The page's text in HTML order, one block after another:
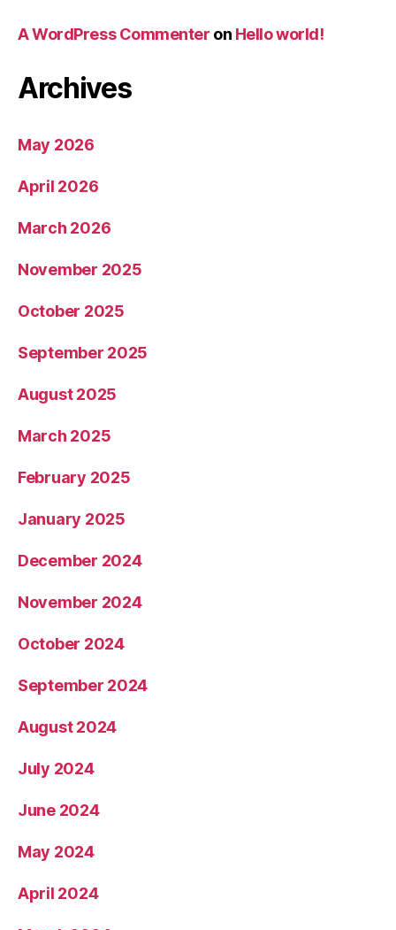
A WordPress Commenter on Hello world!
Archives
May 2026
April 2026
March 2026
November 2025
October 2025
September 2025
August 2025
March 2025
February 2025
January 2025
December 2024
November 2024
October 2024
September 2024
August 2024
July 2024
June 2024
May 2024
April 2024